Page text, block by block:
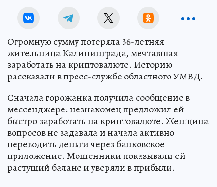
Огромную сумму потеряла 36-летняя
жительница Калининграда, мечтавшая
заработать на криптовалюте. Историю
рассказали в пресс-службе областного УМВД.
Сначала горожанка получила сообщение в
мессенджере: незнакомец предложил ей
быстро заработать на криптовалюте. Женщина
вопросов не задавала и начала активно
переводить деньги через банковское
приложение. Мошенники показывали ей
растущий баланс и уверяли в прибыли.